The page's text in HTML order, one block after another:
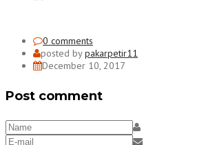
0 comments
posted bypakarpetir11
December 10, 2017
Post comment